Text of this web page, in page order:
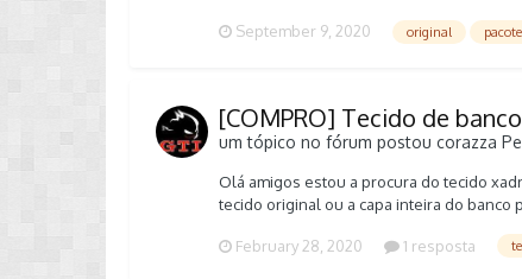
September 9, 2020 original
[COMPRO] Tecido de
um tópico no fórum postoucorazza
Olá amigos estou a procura do tecido
tecido original ou a capa inteira do banco
February 28, 2020 1 resposta